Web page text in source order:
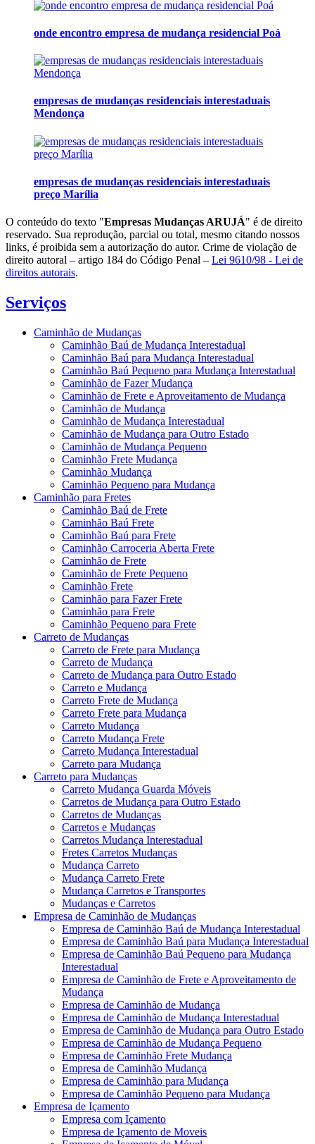
onde encontro empresa de mudança residencial Poá
empresas de mudanças residenciais interestaduais
Mendonça
empresas de mudanças residenciais interestaduais
preço Marília
O conteúdo do texto "Empresas Mudanças ARUJÁ" é de direito
reservado. Sua reprodução, parcial ou total, mesmo citando nossos
links, é proibida sem a autorização do autor. Crime de violação de
direito autoral – artigo 184 do Código Penal – Lei 9610/98 - Lei de
direitos autorais.
Serviços
Caminhão de Mudanças
Caminhão Baú de Mudança Interestadual
Caminhão Baú para Mudança Interestadual
Caminhão Baú Pequeno para Mudança Interestadual
Caminhão de Fazer Mudança
Caminhão de Frete e Aproveitamento de Mudança
Caminhão de Mudança
Caminhão de Mudança Interestadual
Caminhão de Mudança para Outro Estado
Caminhão de Mudança Pequeno
Caminhão Frete Mudança
Caminhão Mudança
Caminhão Pequeno para Mudança
Caminhão para Fretes
Caminhão Baú de Frete
Caminhão Baú Frete
Caminhão Baú para Frete
Caminhão Carroceria Aberta Frete
Caminhão de Frete
Caminhão de Frete Pequeno
Caminhão Frete
Caminhão para Fazer Frete
Caminhão para Frete
Caminhão Pequeno para Frete
Carreto de Mudanças
Carreto de Frete para Mudança
Carreto de Mudança
Carreto de Mudança para Outro Estado
Carreto e Mudança
Carreto Frete de Mudança
Carreto Frete para Mudança
Carreto Mudança
Carreto Mudança Frete
Carreto Mudança Interestadual
Carreto para Mudança
Carreto para Mudanças
Carreto Mudança Guarda Móveis
Carretos de Mudança para Outro Estado
Carretos de Mudanças
Carretos e Mudanças
Carretos Mudança Interestadual
Fretes Carretos Mudanças
Mudança Carreto
Mudança Carreto Frete
Mudança Carretos e Transportes
Mudanças e Carretos
Empresa de Caminhão de Mudanças
Empresa de Caminhão Baú de Mudança Interestadual
Empresa de Caminhão Baú para Mudança Interestadual
Empresa de Caminhão Baú Pequeno para Mudança
Interestadual
Empresa de Caminhão de Frete e Aproveitamento de
Mudança
Empresa de Caminhão de Mudança
Empresa de Caminhão de Mudança Interestadual
Empresa de Caminhão de Mudança para Outro Estado
Empresa de Caminhão de Mudança Pequeno
Empresa de Caminhão Frete Mudança
Empresa de Caminhão Mudança
Empresa de Caminhão para Mudança
Empresa de Caminhão Pequeno para Mudança
Empresa de Içamento
Empresa com Içamento
Empresa de Içamento de Moveis